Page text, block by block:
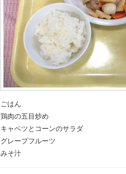
ごはん
鶏肉の五目炒め
キャベツとコーンのサラダ
グレープフルーツ
みそ汁